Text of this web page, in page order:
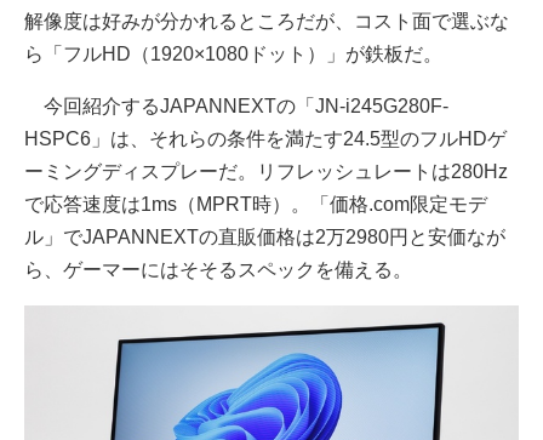
解像度は好みが分かれるところだが、コスト面で選ぶな
ら「フルHD（1920×1080ドット）」が鉄板だ。
今回紹介するJAPANNEXTの「JN-i245G280F-
HSPC6」は、それらの条件を満たす24.5型のフルHDゲ
ーミングディスプレーだ。リフレッシュレートは280Hz
で応答速度は1ms（MPRT時）。「価格.com限定モデ
ル」でJAPANNEXTの直販価格は2万2980円と安価なが
ら、ゲーマーにはそそるスペックを備える。